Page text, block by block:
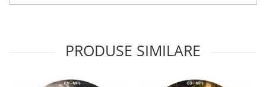
PRODUSE SIMILARE